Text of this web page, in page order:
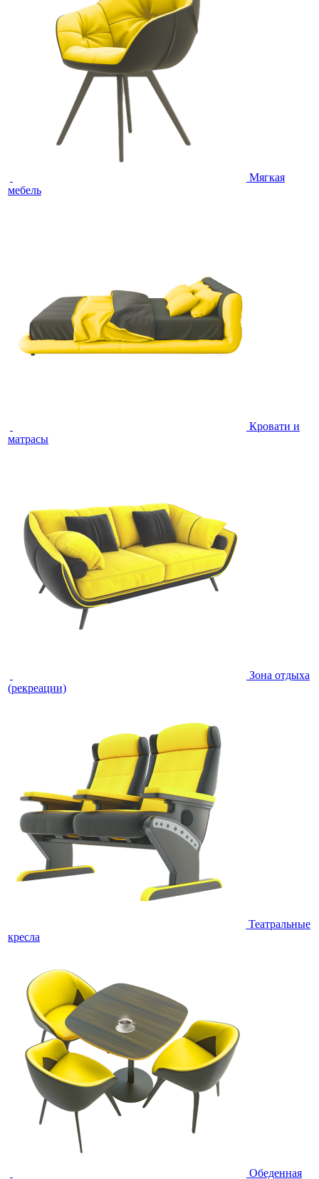
Мягкая
мебель
Кровати и
матрасы
Зона отдыха
(рекреации)
Театральные
кресла
Обеденная